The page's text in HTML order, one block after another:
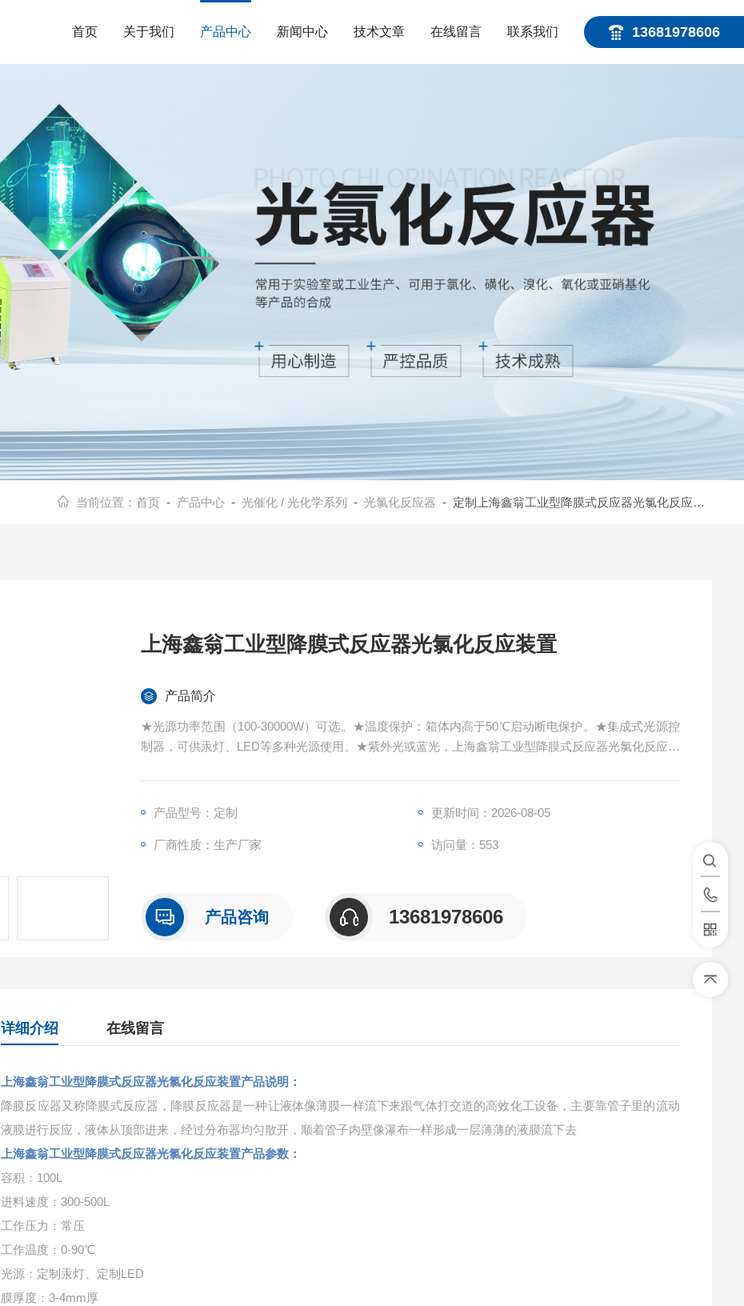
13681978606
首页 关于我们 产品中心 新闻中心 技术文章 在线留言 联系我们
当前位置： 首页 - 产品中心- 光催化 / 光化学系列 - 光氯化反应器 - 定制上海鑫翁工业型降膜式反应器光氯化反应装置
上海鑫翁工业型降膜式反应器光氯化反应装置
产品简介
★光源功率范围（100-30000W）可选。★温度保护：箱体内高于50℃启动断电保护。★集成式光源控
制器，可供汞灯、LED等多种光源使用。★紫外光或蓝光，上海鑫翁工业型降膜式反应器光氯化反应装
产品型号：定制 更新时间：2026-08-05
厂商性质：生产厂家 访问量：553
产品咨询 13681978606
详细介绍 在线留言
上海鑫翁工业型降膜式反应器光氯化反应装置产品说明：
降膜反应器又称降膜式反应器，降膜反应器是一种让液体像薄膜一样流下来跟气体打交道的高效化工设备，主要靠管子里的流动
液膜进行反应，液体从顶部进来，经过分布器均匀散开，顺着管子内壁像瀑布一样形成一层薄薄的液膜流下去
上海鑫翁工业型降膜式反应器光氯化反应装置产品参数：
容积：100L
进料速度：300-500L
工作压力：常压
工作温度：0-90℃
光源：定制汞灯、定制LED
膜厚度：3-4mm厚